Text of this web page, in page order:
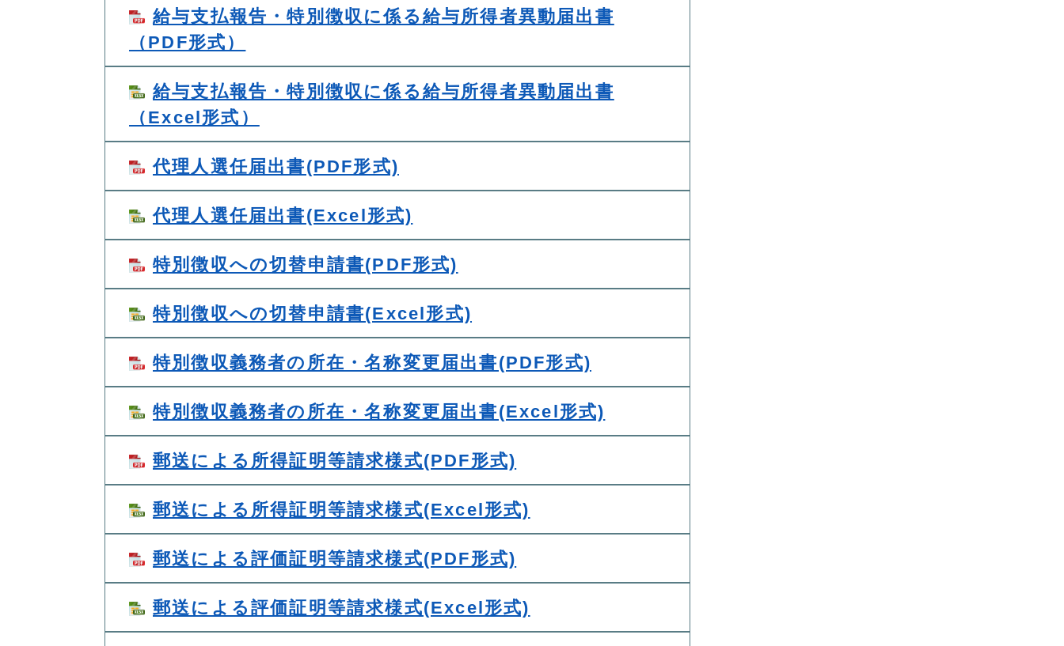
給与支払報告・特別徴収に係る給与所得者異動届出書
（PDF形式）
給与支払報告・特別徴収に係る給与所得者異動届出書
（Excel形式）
代理人選任届出書(PDF形式)
代理人選任届出書(Excel形式)
特別徴収への切替申請書(PDF形式)
特別徴収への切替申請書(Excel形式)
特別徴収義務者の所在・名称変更届出書(PDF形式)
特別徴収義務者の所在・名称変更届出書(Excel形式)
郵送による所得証明等請求様式(PDF形式)
郵送による所得証明等請求様式(Excel形式)
郵送による評価証明等請求様式(PDF形式)
郵送による評価証明等請求様式(Excel形式)